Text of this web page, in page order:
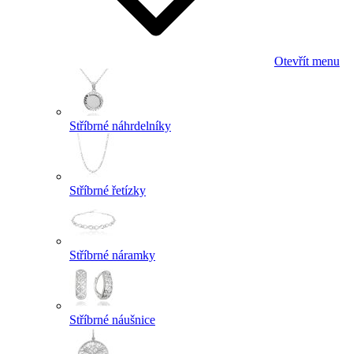
Otevřít menu
Stříbrné náhrdelníky
Stříbrné řetízky
Stříbrné náramky
Stříbrné náušnice